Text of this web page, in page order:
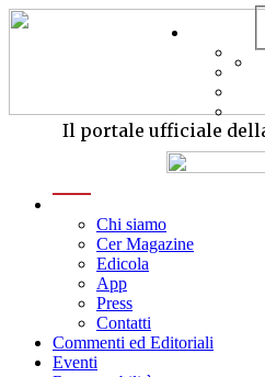
Il portale ufficiale
Chi siamo
Cer Magazine
Edicola
App
Press
Contatti
Commenti ed Editoriali
Eventi